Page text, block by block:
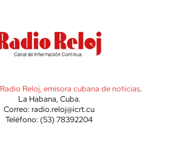
Radio Reloj, emisora cubana de noticias.
La Habana, Cuba.
Correo: radio.reloj@icrt.cu
Teléfono: (53) 78392204